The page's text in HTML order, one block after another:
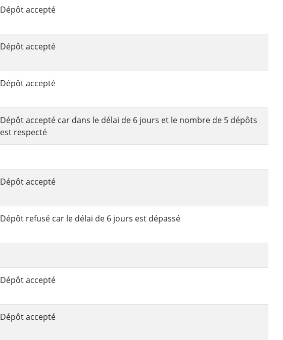
Dépôt accepté
Dépôt accepté
Dépôt accepté
Dépôt accepté car dans le délai de 6 jours et le nombre de 5 dépôts
est respecté
Dépôt accepté
Dépôt refusé car le délai de 6 jours est dépassé
Dépôt accepté
Dépôt accepté